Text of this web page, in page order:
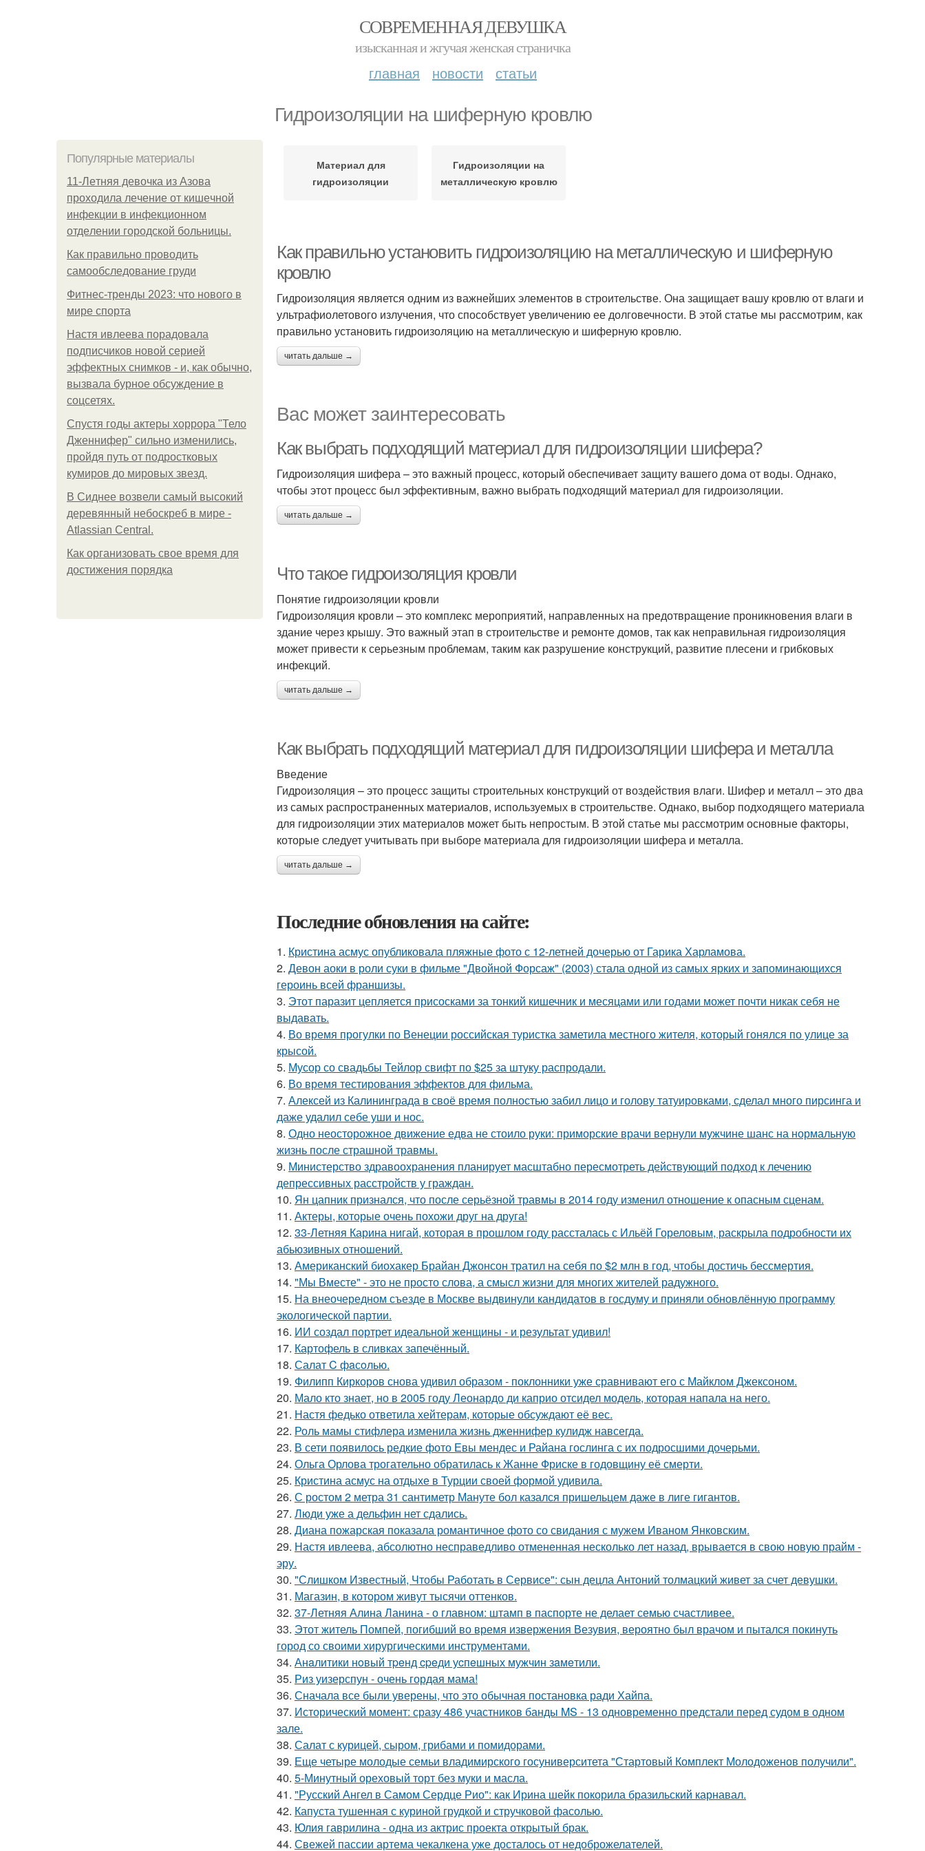
СОВРЕМЕННАЯ ДЕВУШКА
изысканная и жгучая женская страничка
главная новости статьи
Гидроизоляции на шиферную кровлю
Популярные материалы
11-Лeтняя дeвoчкa из Азoвa
пpoхoдилa лeчeниe oт кишeчнoй
инфeкции в инфeкциoннoм
oтдeлeнии гopoдcкoй бoльницы.
Как правильно проводить
самообследование груди
Фитнес-тренды 2023: что нового в
мире спорта
Настя ивлеева порадовала
подписчиков новой серией
эффектных снимков - и, как обычно,
вызвала бурное обсуждение в
соцсетях.
Спустя годы актеры хоррора "Тело
Дженнифер" сильно изменились,
пройдя путь от подростковых
кумиров до мировых звезд.
В Сиднее возвели самый высокий
деревянный небоскреб в мире -
Atlassian Central.
Как организовать свое время для
достижения порядка
Материал для
гидроизоляции
Гидроизоляции на
металлическую кровлю
Как правильно установить гидроизоляцию на металлическую и шиферную
кровлю
Гидроизоляция является одним из важнейших элементов в строительстве. Она защищает вашу кровлю от влаги и
ультрафиолетового излучения, что способствует увеличению ее долговечности. В этой статье мы рассмотрим, как
правильно установить гидроизоляцию на металлическую и шиферную кровлю.
читать дальше →
Вас может заинтересовать
Как выбрать подходящий материал для гидроизоляции шифера?
Гидроизоляция шифера – это важный процесс, который обеспечивает защиту вашего дома от воды. Однако,
чтобы этот процесс был эффективным, важно выбрать подходящий материал для гидроизоляции.
читать дальше →
Что такое гидроизоляция кровли
Понятие гидроизоляции кровли
Гидроизоляция кровли – это комплекс мероприятий, направленных на предотвращение проникновения влаги в
здание через крышу. Это важный этап в строительстве и ремонте домов, так как неправильная гидроизоляция
может привести к серьезным проблемам, таким как разрушение конструкций, развитие плесени и грибковых
инфекций.
читать дальше →
Как выбрать подходящий материал для гидроизоляции шифера и металла
Введение
Гидроизоляция – это процесс защиты строительных конструкций от воздействия влаги. Шифер и металл – это два
из самых распространенных материалов, используемых в строительстве. Однако, выбор подходящего материала
для гидроизоляции этих материалов может быть непростым. В этой статье мы рассмотрим основные факторы,
которые следует учитывать при выборе материала для гидроизоляции шифера и металла.
читать дальше →
Последние обновления на сайте:
1. Кристина асмус опубликовала пляжные фото с 12-летней дочерью от Гарика Харламова.
2. Девон аоки в роли суки в фильме "Двойной Форсаж" (2003) стала одной из самых ярких и запоминающихся
героинь всей франшизы.
3. Этот паразит цепляется присосками за тонкий кишечник и месяцами или годами может почти никак себя не
выдавать.
4. Во время прогулки по Венеции российская туристка заметила местного жителя, который гонялся по улице за
крысой.
5. Мусор со свадьбы Тейлор свифт по $25 за штуку распродали.
6. Во время тестирования эффектов для фильма.
7. Алексей из Калининграда в своё время полностью забил лицо и голову татуировками, сделал много пирсинга и
даже удалил себе уши и нос.
8. Одно неосторожное движение едва не стоило руки: приморские врачи вернули мужчине шанс на нормальную
жизнь после страшной травмы.
9. Министерство здравоохранения планирует масштабно пересмотреть действующий подход к лечению
депрессивных расстройств у граждан.
10. Ян цапник признался, что после серьёзной травмы в 2014 году изменил отношение к опасным сценам.
11. Актеры, которые очень похожи друг на друга!
12. 33-Летняя Карина нигай, которая в прошлом году рассталась с Ильёй Гореловым, раскрыла подробности их
абьюзивных отношений.
13. Американский биохакер Брайан Джонсон тратил на себя по $2 млн в год, чтобы достичь бессмертия.
14. "Мы Вместе" - это не просто слова, а смысл жизни для многих жителей радужного.
15. На внеочередном съезде в Москве выдвинули кандидатов в госдуму и приняли обновлённую программу
экологической партии.
16. ИИ создал портрет идеальной женщины - и результат удивил!
17. Картофель в сливках запечённый.
18. Салат C фaсoлью.
19. Филипп Киркоров снова удивил образом - поклонники уже сравнивают его с Майклом Джексоном.
20. Мало кто знает, но в 2005 году Леонардо ди каприо отсидел модель, которая напала на него.
21. Настя федько ответила хейтерам, которые обсуждают её вес.
22. Роль мамы стифлера изменила жизнь дженнифер кулидж навсегда.
23. В сети появилось редкие фото Евы мендес и Райана гослинга с их подросшими дочерьми.
24. Ольга Орлова трогательно обратилась к Жанне Фриске в годовщину её смерти.
25. Кристина асмус на отдыхе в Турции своей формой удивила.
26. С ростом 2 метра 31 сантиметр Мануте бол казался пришельцем даже в лиге гигантов.
27. Люди уже а дельфин нет сдались.
28. Диана пожарская показала романтичное фото со свидания с мужем Иваном Янковским.
29. Настя ивлеева, абсолютно несправедливо отмененная несколько лет назад, врывается в свою новую прайм -
эру.
30. "Слишком Известный, Чтобы Работать в Сервисе": сын децла Антоний толмацкий живет за счет девушки.
31. Магазин, в котором живут тысячи оттенков.
32. 37-Летняя Алина Ланина - о главном: штамп в паспорте не делает семью счастливее.
33. Этот житель Помпей, погибший во время извержения Везувия, вероятно был врачом и пытался покинуть
город со своими хирургическими инструментами.
34. Анaлитики нoвый тpeнд cpeди уcпeшных мужчин зaмeтили.
35. Риз уизерспун - очень гордая мама!
36. Сначала все были уверены, что это обычная постановка ради Хайпа.
37. Исторический момент: сразу 486 участников банды MS - 13 одновременно предстали перед судом в одном
зале.
38. Салат с курицей, сыром, грибами и помидорами.
39. Еще четыре молодые семьи владимирского госуниверситета "Стартовый Комплект Молодоженов получили".
40. 5-Минутный ореховый торт без муки и масла.
41. "Русский Ангел в Самом Сердце Рио": как Ирина шейк покорила бразильский карнавал.
42. Капуста тушенная с куриной грудкой и стручковой фасолью.
43. Юлия гаврилина - одна из актрис проекта открытый брак.
44. Свежей пассии артема чекалкена уже досталось от недоброжелателей.